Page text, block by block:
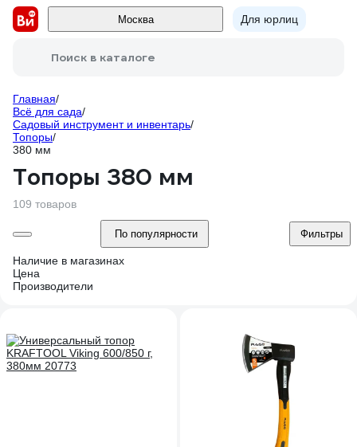
Москва Для юрлиц
Поиск в каталоге
Главная/
Всё для сада/
Садовый инструмент и инвентарь/
Топоры/
380 мм
Топоры 380 мм
109 товаров
По популярности Фильтры
Наличие в магазинах
Цена
Производители